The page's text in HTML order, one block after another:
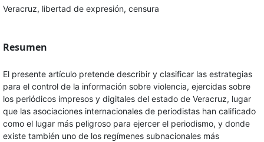
Veracruz, libertad de expresión, censura
Resumen
El presente artículo pretende describir y clasificar las estrategias
para el control de la información sobre violencia, ejercidas sobre
los periódicos impresos y digitales del estado de Veracruz, lugar
que las asociaciones internacionales de periodistas han calificado
como el lugar más peligroso para ejercer el periodismo, y donde
existe también uno de los regímenes subnacionales más